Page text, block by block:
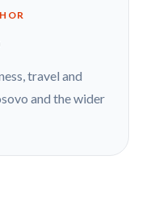
travel and
and the wider